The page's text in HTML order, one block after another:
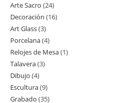
Arte Sacro 2424
productos
Decoración 1616
Art Glass 33
productos
Porcelana 44
productos
Relojes de Mesa 11
Talavera 33
Dibujo 44
productos
Escultura 99
productos
Grabado 3535